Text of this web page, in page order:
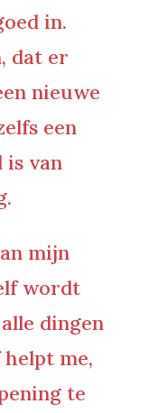
in.
dat er
nieuwe
een
is van
mijn
wordt
dingen
me,
te